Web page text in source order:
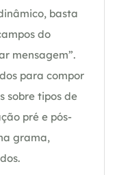
basta
do
mensagem”.
para compor
sobre tipos de
pré e pós-
grama,